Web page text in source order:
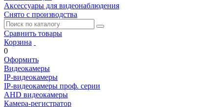
Аксессуары для видеонаблюдения
Снято с производства
Сравнить товары
Корзина
0
Оформить
Видеокамеры
IP-видеокамеры
IP-видеокамеры проф. серии
AHD видеокамеры
Камера-регистратор